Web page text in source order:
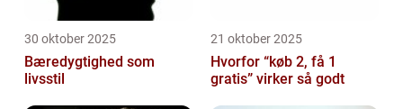
30 oktober 2025
Bæredygtighed som
livsstil
21 oktober 2025
Hvorfor “køb 2, få 1
gratis” virker så godt